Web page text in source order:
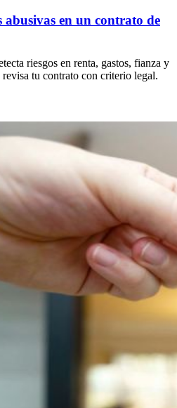
abusivas en un contrato de
riesgos en renta, gastos, fianza y
tu contrato con criterio legal.